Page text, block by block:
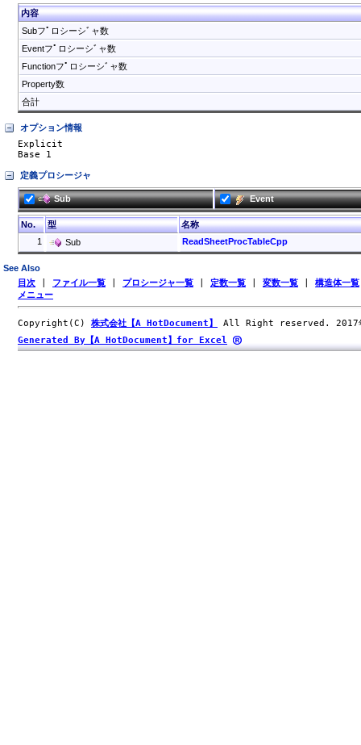
内容
Subフﾟロシーシﾞャ数
Eventフﾟロシーシﾞャ数
Functionフﾟロシーシﾞャ数
Property数
合計
オプション情報
Explicit
Base 1
定義プロシージャ
Sub Event
No. 型
名称
1
Sub ReadSheetProcTableCpp
See Also
目次 ファイル一覧 プロシージャ一覧 定数一覧 変数一覧 構造体一覧
メニュー
Copyright(C) 株式会社【A HotDocument】
All Right reserved. 2017
Generated By【A HotDocument】for Excel